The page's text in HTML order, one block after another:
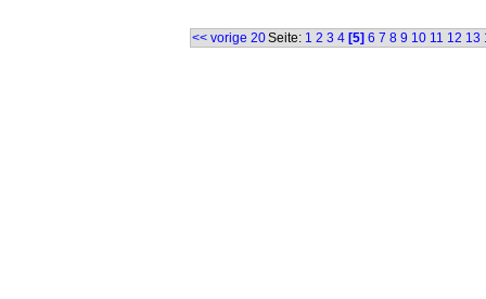
<< vorige 20Seite: 1 2 3 4 [5] 6 7 8 9 10 11 12 13